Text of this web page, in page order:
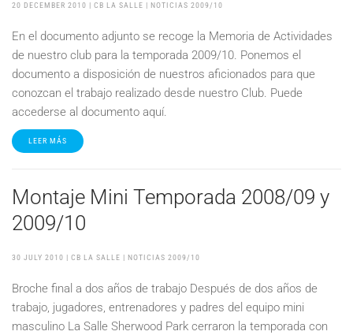
20 DECEMBER 2010 | CB LA SALLE | NOTICIAS 2009/10
En el documento adjunto se recoge la Memoria de Actividades
de nuestro club para la temporada 2009/10. Ponemos el
documento a disposición de nuestros aficionados para que
conozcan el trabajo realizado desde nuestro Club. Puede
accederse al documento aquí.
LEER MÁS
Montaje Mini Temporada 2008/09 y
2009/10
30 JULY 2010 | CB LA SALLE | NOTICIAS 2009/10
Broche final a dos años de trabajo Después de dos años de
trabajo, jugadores, entrenadores y padres del equipo mini
masculino La Salle Sherwood Park cerraron la temporada con